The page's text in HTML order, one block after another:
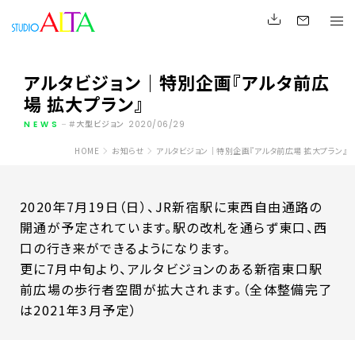
アルタビジョン｜特別企画『アルタ前広
場 拡大プラン』
NEWS 大型ビジョン 2020/06/29
HOME お知らせ アルタビジョン｜特別企画『アルタ前広場 拡大プラン』
2020年7月19日（日）、JR新宿駅に東西自由通路の
開通が予定されています。駅の改札を通らず東口、西
口の行き来ができるようになります。
更に7月中旬より、アルタビジョンのある新宿東口駅
前広場の歩行者空間が拡大されます。（全体整備完了
は2021年3月予定）